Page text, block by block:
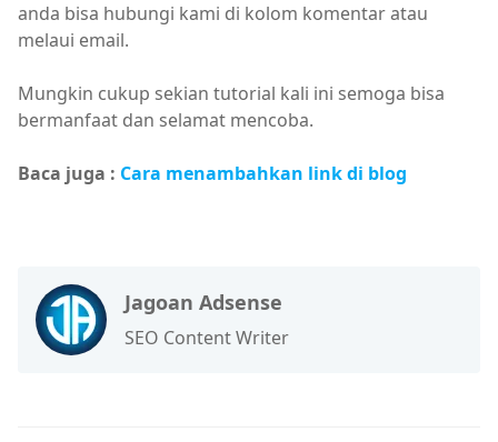
anda bisa hubungi kami di kolom komentar atau
melaui email.
Mungkin cukup sekian tutorial kali ini semoga bisa
bermanfaat dan selamat mencoba.
Baca juga : Cara menambahkan link di blog
Jagoan Adsense
SEO Content Writer